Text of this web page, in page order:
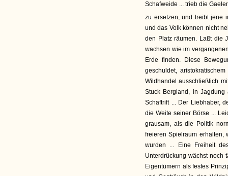
Schafweide ... trieb die
zu ersetzen, und treibt jene
und das Volk können nicht
den Platz räumen. Laßt die
wachsen wie im
Erde finden. Diese
geschuldet,
Wildhandel ausschließlich
Stuck Bergland, in
Schaftrift ... Der Liebhaber,
die Weite seiner Börse ...
grausam, als die Politik
freieren Spielraum erhalten,
wurden ... Eine Freiheit
Unterdrückung wächst noch
Eigentümern als festes